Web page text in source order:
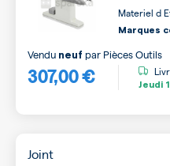
Materiel d
Marques
307,00 €
Vendu neuf par Pièces Outils
Jeudi
Joint